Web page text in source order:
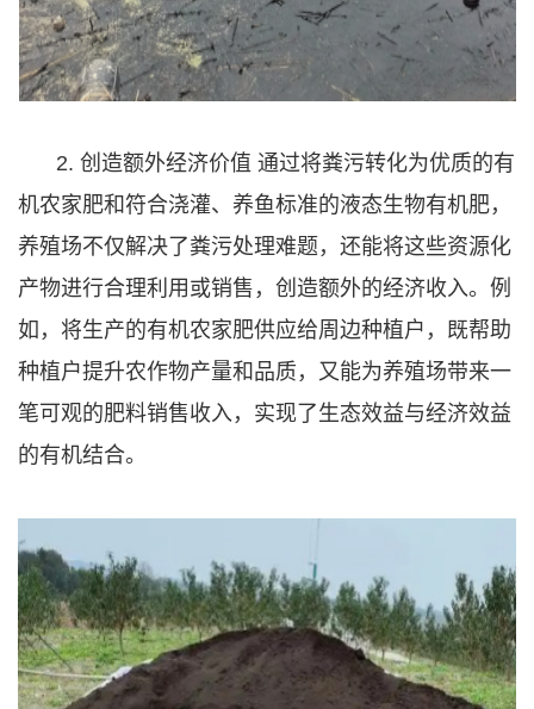
2. 创造额外经济价值 通过将粪污转化为优质的有
机农家肥和符合浇灌、养鱼标准的液态生物有机肥，
养殖场不仅解决了粪污处理难题，还能将这些资源化
产物进行合理利用或销售，创造额外的经济收入。例
如，将生产的有机农家肥供应给周边种植户，既帮助
种植户提升农作物产量和品质，又能为养殖场带来一
笔可观的肥料销售收入，实现了生态效益与经济效益
的有机结合。